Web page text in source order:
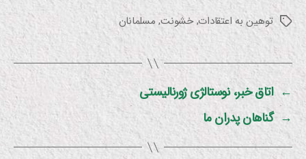
برچسب‌هاتوهین به اعتقادات,خشونت, مسلمانان
← اتاق خبر، نوستالژی ژورنالیستی
→ گناهان پدران ما